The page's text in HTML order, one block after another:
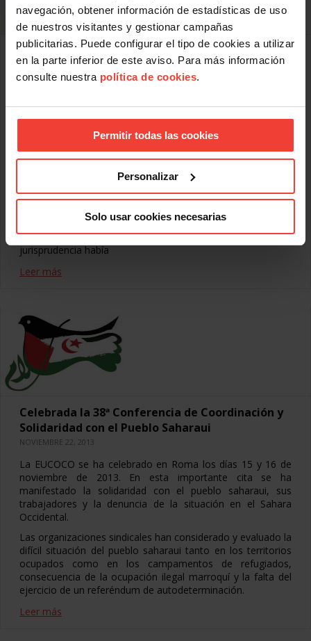
navegación, obtener información de estadísticas de uso
de nuestros visitantes y gestionar campañas
publicitarias. Puede configurar el tipo de cookies a utilizar
en la parte inferior de este aviso. Para más información
consulte nuestra política de cookies.
Permitir todas las cookies
Personalizar
Solo usar cookies necesarias
El Consejo del Comité Europeo de Derechos
Sociales de Europa refuerza los derechos
colectivos
En una decisión publicada el 20 de noviembre, el Comité
Europeo de Derechos Sociales ha determinado que Suecia
de la Confederación Europea de Sindicatos (CES ), sus dos
filiales suecas Landsorganisationen i Sverige ( LO) y
Tjänstemannens Centralorganisation (TCO ) presentaron
una queja contra Suecia por la denominada legislación de
“Laval” que antepone las libertades económicas a los
derechos de los trabajadores y que venía avalada por el
Tribunal de Justicia de la Unión Europea. Dicha
jurisprudencia había
Leer más
Celebrada la 38ª Conferencia de Coordinación y
Solidaridad con el Pueblo Saharaui
NOVIEMBRE 22, 2013
La EUCOCO se ha celebrado en Roma los días 15 y 16 de
noviembre de 2013. En esta importante cita se ha
manifestado la solidaridad con el pueblo saharaui, sus
trabajadores y la denuncia de la situación en el Sahara
Occidental.
Las organizaciones sindicales han considerado y evaluado la
difícil situación del pueblo saharaui tanto en los territorios
ocupados como en los campamentos de refugiados,
consecuencia de la ocupación ilegal marroquí y la falta del
ejercicio de un referéndum de autodeterminación.
Leer más